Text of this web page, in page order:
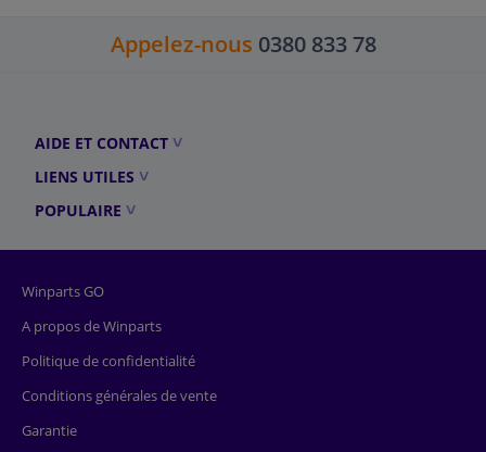
Appelez-nous 0380 833 78
AIDE ET CONTACT
LIENS UTILES
POPULAIRE
Winparts GO
A propos de Winparts
Politique de confidentialité
Conditions générales de vente
Garantie